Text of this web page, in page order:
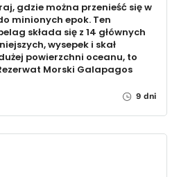
gdzie można przenieść się w
minionych epok. Ten
składa się z 14 głównych
wysepek i skał
powierzchni oceanu, to
Morski Galapagos
9 dni